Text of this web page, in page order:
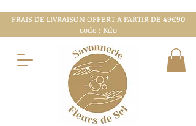
FRAIS DE LIVRAISON OFFERT A PARTIR DE 49€90
code : Kdo